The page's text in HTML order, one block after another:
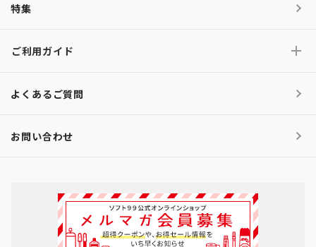
特集
ご利用ガイド
よくあるご質問
お問い合わせ